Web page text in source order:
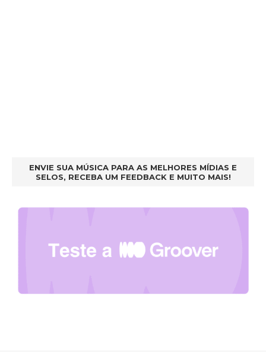
ENVIE SUA MÚSICA PARA AS MELHORES MÍDIAS E
SELOS, RECEBA UM FEEDBACK E MUITO MAIS!